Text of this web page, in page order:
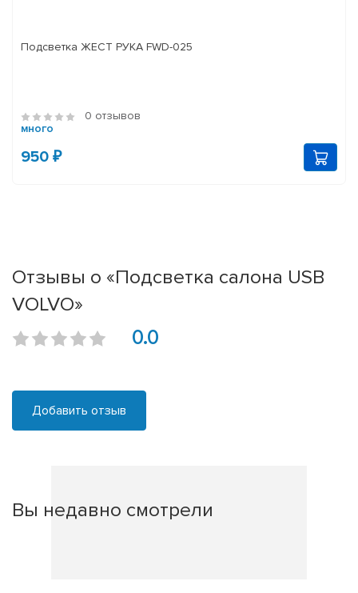
Подсветка ЖЕСТ РУКА FWD-025
0 отзывов
много
950 ₽
Отзывы о «Подсветка салона USB
VOLVO»
0.0
Добавить отзыв
Вы недавно смотрели